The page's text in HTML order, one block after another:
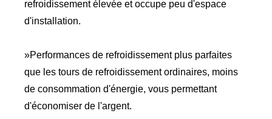
refroidissement élevée et occupe peu d'espace
d'installation.
»Performances de refroidissement plus parfaites
que les tours de refroidissement ordinaires, moins
de consommation d'énergie, vous permettant
d'économiser de l'argent.